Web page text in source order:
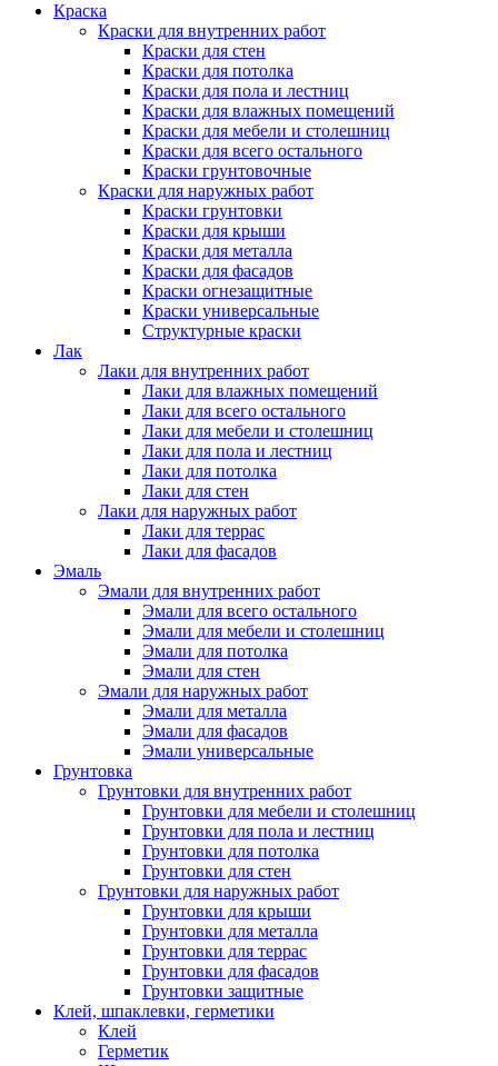
Краска
Краски для внутренних работ
Краски для стен
Краски для потолка
Краски для пола и лестниц
Краски для влажных помещений
Краски для мебели и столешниц
Краски для всего остального
Краски грунтовочные
Краски для наружных работ
Краски грунтовки
Краски для крыши
Краски для металла
Краски для фасадов
Краски огнезащитные
Краски универсальные
Структурные краски
Лак
Лаки для внутренних работ
Лаки для влажных помещений
Лаки для всего остального
Лаки для мебели и столешниц
Лаки для пола и лестниц
Лаки для потолка
Лаки для стен
Лаки для наружных работ
Лаки для террас
Лаки для фасадов
Эмаль
Эмали для внутренних работ
Эмали для всего остального
Эмали для мебели и столешниц
Эмали для потолка
Эмали для стен
Эмали для наружных работ
Эмали для металла
Эмали для фасадов
Эмали универсальные
Грунтовка
Грунтовки для внутренних работ
Грунтовки для мебели и столешниц
Грунтовки для пола и лестниц
Грунтовки для потолка
Грунтовки для стен
Грунтовки для наружных работ
Грунтовки для крыши
Грунтовки для металла
Грунтовки для террас
Грунтовки для фасадов
Грунтовки защитные
Клей, шпаклевки, герметики
Клей
Герметик